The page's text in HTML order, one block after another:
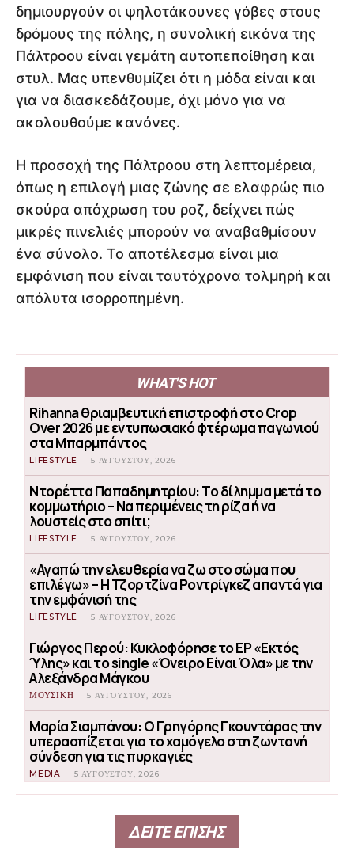
δημιουργούν οι ψηλοτάκουνες γόβες στους
δρόμους της πόλης, η συνολική εικόνα της
Πάλτροου είναι γεμάτη αυτοπεποίθηση και
στυλ. Μας υπενθυμίζει ότι η μόδα είναι και
για να διασκεδάζουμε, όχι μόνο για να
ακολουθούμε κανόνες.
Η προσοχή της Πάλτροου στη λεπτομέρεια,
όπως η επιλογή μιας ζώνης σε ελαφρώς πιο
σκούρα απόχρωση του ροζ, δείχνει πώς
μικρές πινελιές μπορούν να αναβαθμίσουν
ένα σύνολο. Το αποτέλεσμα είναι μια
εμφάνιση που είναι ταυτόχρονα τολμηρή και
απόλυτα ισορροπημένη.
WHAT'S HOT
Rihanna θριαμβευτική επιστροφή στο Crop
Over 2026 με εντυπωσιακό φτέρωμα παγωνιού
στα Μπαρμπάντος
LIFESTYLE 5 ΑΥΓΟΎΣΤΟΥ, 2026
Ντορέττα Παπαδημητρίου: Το δίλημμα μετά το
κομμωτήριο – Να περιμένεις τη ρίζα ή να
λουστείς στο σπίτι;
LIFESTYLE 5 ΑΥΓΟΎΣΤΟΥ, 2026
«Αγαπώ την ελευθερία να ζω στο σώμα που
επιλέγω» – Η Τζορτζίνα Ροντρίγκεζ απαντά για
την εμφάνισή της
LIFESTYLE 5 ΑΥΓΟΎΣΤΟΥ, 2026
Γιώργος Περού: Κυκλοφόρησε το EP «Εκτός
Ύλης» και το single «Όνειρο Είναι Όλα» με την
Αλεξάνδρα Μάγκου
ΜΟΥΣΙΚΗ 5 ΑΥΓΟΎΣΤΟΥ, 2026
Μαρία Σιαμπάνου: Ο Γρηγόρης Γκουντάρας την
υπερασπίζεται για το χαμόγελο στη ζωντανή
σύνδεση για τις πυρκαγιές
MEDIA 5 ΑΥΓΟΎΣΤΟΥ, 2026
ΔΕΙΤΕ ΕΠΙΣΗΣ